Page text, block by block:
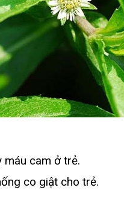
cam ở trẻ.
co giật cho trẻ.